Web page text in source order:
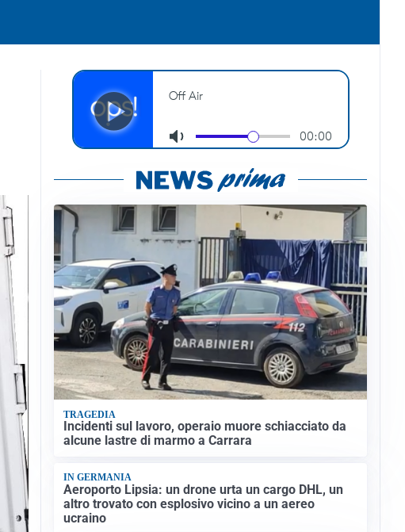
TRAGEDIA
Incidenti sul lavoro, operaio muore schiacciato da
alcune lastre di marmo a Carrara
IN GERMANIA
Aeroporto Lipsia: un drone urta un cargo DHL, un
altro trovato con esplosivo vicino a un aereo
ucraino